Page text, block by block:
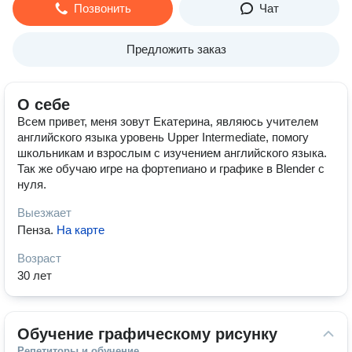
Позвонить Чат
Предложить заказ
О себе
Всем привет, меня зовут Екатерина, являюсь учителем
английского языка уровень Upper Intermediate, помогу
школьникам и взрослым с изучением английского языка.
Так же обучаю игре на фортепиано и графике в Blender с
нуля.
Выезжает
Пенза. На карте
Возраст
30 лет
Обучение графическому рисунку